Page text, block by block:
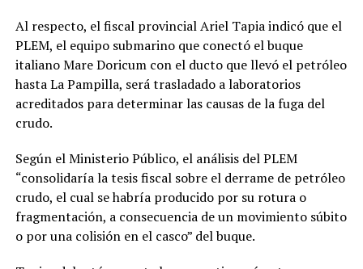
Al respecto, el fiscal provincial Ariel Tapia indicó que el
PLEM, el equipo submarino que conectó el buque
italiano Mare Doricum con el ducto que llevó el petróleo
hasta La Pampilla, será trasladado a laboratorios
acreditados para determinar las causas de la fuga del
crudo.
Según el Ministerio Público, el análisis del PLEM
“consolidaría la tesis fiscal sobre el derrame de petróleo
crudo, el cual se habría producido por su rotura o
fragmentación, a consecuencia de un movimiento súbito
o por una colisión en el casco” del buque.